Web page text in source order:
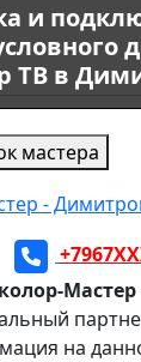
и
ТВ в
мастера
на